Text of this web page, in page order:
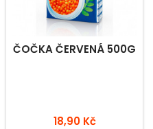
ČOČKA ČERVENÁ 500G
Cena
18,90 Kč